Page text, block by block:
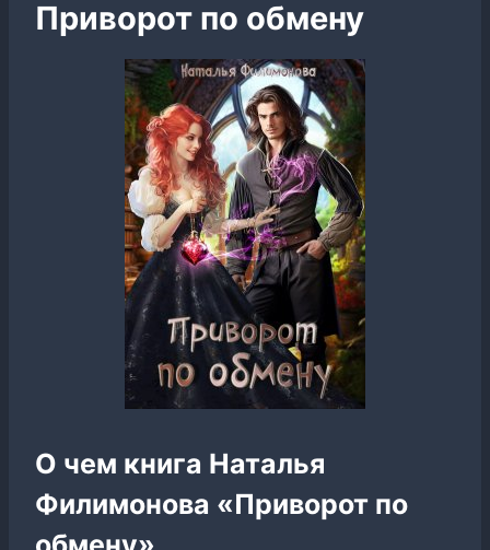
Приворот по обмену
О чем книга Наталья
Филимонова «Приворот по